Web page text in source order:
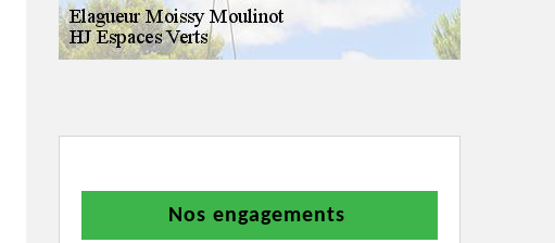
Nos engagements